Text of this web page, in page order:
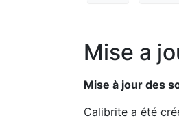
Mise a
Mise à jour des
Calibrite a été